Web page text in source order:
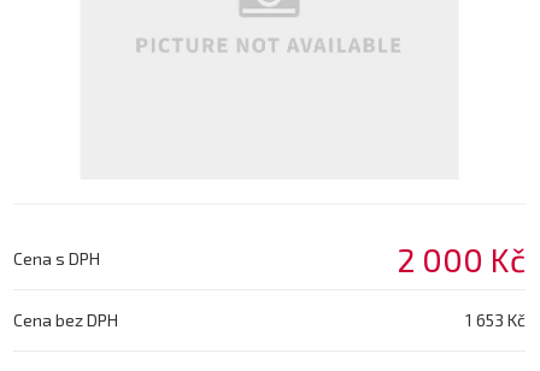
Cena s DPH 2 000 Kč
Cena bez DPH 1 653 Kč